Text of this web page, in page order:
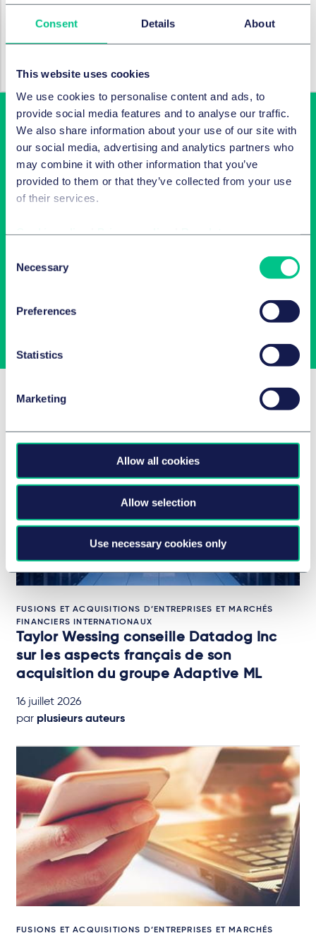
Consent Details About
This website uses cookies
We use cookies to personalise content and ads, to
provide social media features and to analyse our traffic.
We also share information about your use of our site with
our social media, advertising and analytics partners who
may combine it with other information that you’ve
provided to them or that they’ve collected from your use
of their services.
Selection
Necessary
Preferences
Statistics
Marketing
Allow all cookies
Allow selection
Use necessary cookies only
Fusions et acquisitions d’entreprises et
Latest insights in your inbox
Subscribe to newsletters on topics relevant to you.
Related Insights
FUSIONS ET ACQUISITIONS D’ENTREPRISES ET MARCHÉS
FINANCIERS INTERNATIONAUX
Taylor Wessing conseille Datadog Inc
sur les aspects français de son
acquisition du groupe Adaptive ML
16 juillet 2026
par plusieurs auteurs
FUSIONS ET ACQUISITIONS D’ENTREPRISES ET MARCHÉS